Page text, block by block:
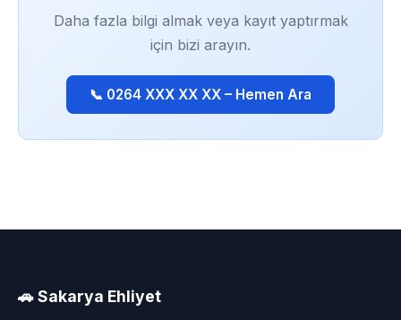
Daha fazla bilgi almak veya kayıt yaptırmak
için bizi arayın.
📞 0264 XXX XX XX – Hemen Ara
🚗 Sakarya Ehliyet